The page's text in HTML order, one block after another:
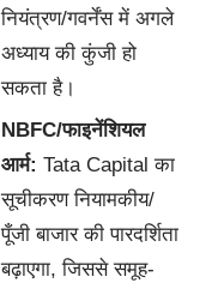
नियंत्रण/गवर्नेंस में अगले
अध्याय की कुंजी हो
सकता है।
NBFC/फाइनेंशियल
आर्म: Tata Capital का
सूचीकरण नियामकीय/
पूँजी बाजार की पारदर्शिता
बढ़ाएगा, जिससे समूह-